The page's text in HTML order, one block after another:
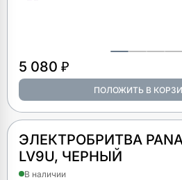
5 080 ₽
ЭЛЕКТРОБРИТВА
LV9U, ЧЕРНЫЙ
В наличии